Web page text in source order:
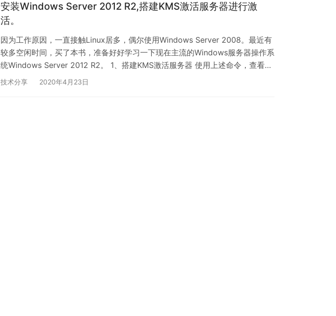
安装Windows Server 2012 R2,搭建KMS激活服务器进行激
活。
因为工作原因，一直接触Linux居多，偶尔使用Windows Server 2008。最近有
较多空闲时间，买了本书，准备好好学习一下现在主流的Windows服务器操作系
统Windows Server 2012 R2。 1、搭建KMS激活服务器 使用上述命令，查看系
统CPU架构，我因为使用的VPS，也很清楚是Intel架构，所以直接下一步。 我
技术分享 2020年4月23日